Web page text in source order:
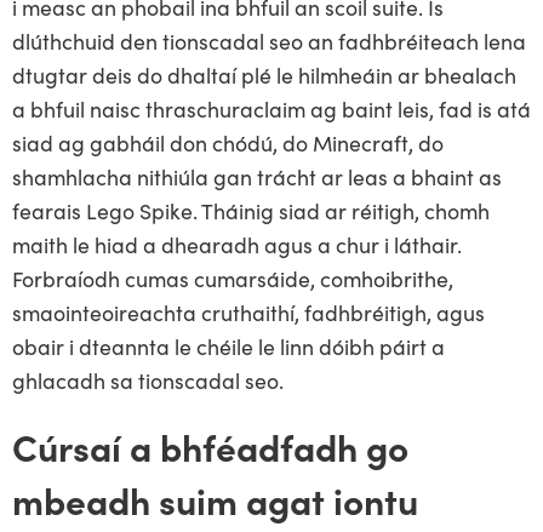
i measc an phobail ina bhfuil an scoil suite. Is
dlúthchuid den tionscadal seo an fadhbréiteach lena
dtugtar deis do dhaltaí plé le hilmheáin ar bhealach
a bhfuil naisc thraschuraclaim ag baint leis, fad is atá
siad ag gabháil don chódú, do Minecraft, do
shamhlacha nithiúla gan trácht ar leas a bhaint as
fearais Lego Spike. Tháinig siad ar réitigh, chomh
maith le hiad a dhearadh agus a chur i láthair.
Forbraíodh cumas cumarsáide, comhoibrithe,
smaointeoireachta cruthaithí, fadhbréitigh, agus
obair i dteannta le chéile le linn dóibh páirt a
ghlacadh sa tionscadal seo.
Cúrsaí a bhféadfadh go
mbeadh suim agat iontu